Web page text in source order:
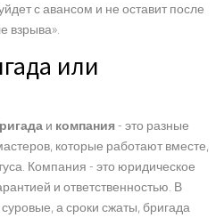
с авансом и не оставит после
взрыва».
или
и компания- это разные
которые работают вместе,
Компания - это юридическое
и ответственностью. В
а сроки сжаты, бригада